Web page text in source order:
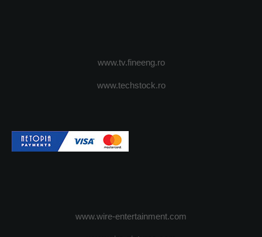
www.tv.fineeng.ro
www.techstock.ro
www.wire-entertainment.com